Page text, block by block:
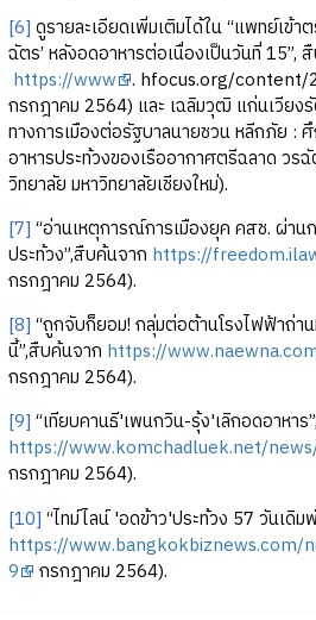
[6] ดูรายละเอียดเพิ่มเติมได้ใน “แพทย์เข้า
ฉัตร’ หลังอดอาหารต่อเนื่องเป็นวันที่ 15”,
https://www . hfocus.org/
กรกฎาคม 2564) และ เฉลิมวุฒิ แก่นเวียง
ทางการเมืองต่อรัฐบาลนายชวน หลีกภัย :
อาหารประท้วงของเรืออากาศตรีฉลาด วร
วิทยาลัย มหาวิทยาลัยเชียงใหม่).
[7] “อ่านเหตุการณ์การเมืองยุค คสช. ผ่าน
ประท้วง”,สืบค้นจาก https://
กรกฎาคม 2564).
[8] “ถูกจับก็ยอม! กลุ่มต่อต้านโรงไฟฟ้าถ่า
นี้”,สืบค้นจาก https://
กรกฎาคม 2564).
[9] “เทียบคานธี'เพนกวิน-รุ้ง'เลิกอดอาหาร
https://www.komchadluek.net/
กรกฎาคม 2564).
[10] “ไทม์ไลน์ 'อดข้าว'ประท้วง 57 วันเดิ
https://www.bangkokbiznews.com/
9
กรกฎาคม 2564).